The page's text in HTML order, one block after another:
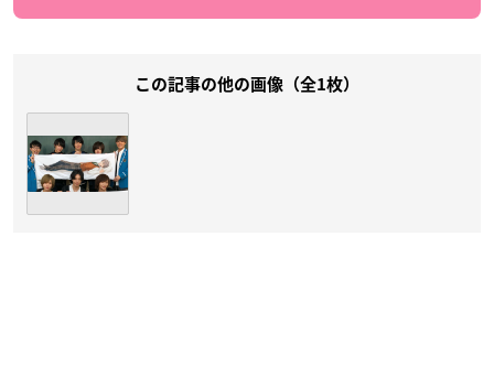
この記事の他の画像（全1枚）